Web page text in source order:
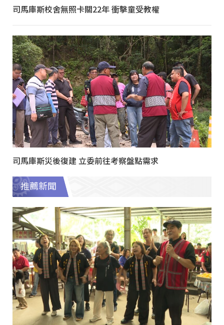
司馬庫斯校舍無照卡關22年 衝擊童受教權
司馬庫斯災後復建 立委前往考察盤點需求
推薦新聞